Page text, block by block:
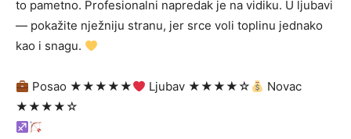
to pametno. Profesionalni napredak je na vidiku. U ljubavi
— pokažite nježniju stranu, jer srce voli toplinu jednako
kao i snagu.
Posao ★★★★★ Ljubav ★★★★☆
Novac
★★★★☆